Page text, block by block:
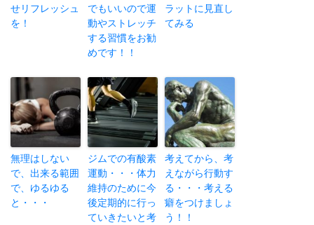
せリフレッシュ
を！
でもいいので運
動やストレッチ
する習慣をお勧
めです！！
ラットに見直し
てみる
無理はしない
で、出来る範囲
で、ゆるゆる
と・・・
ジムでの有酸素
運動・・・体力
維持のために今
後定期的に行っ
ていきたいと考
考えてから、考
えながら行動す
る・・・考える
癖をつけましょ
う！！